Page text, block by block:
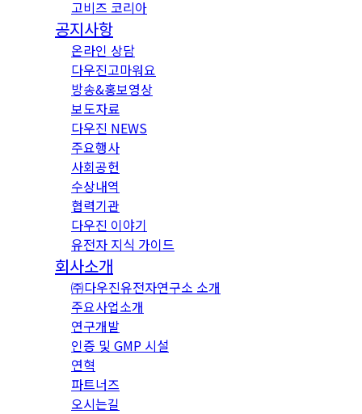
고비즈 코리아
공지사항
온라인 상담
다우진고마워요
방송&홍보영상
보도자료
다우진 NEWS
주요행사
사회공헌
수상내역
협력기관
다우진 이야기
유전자 지식 가이드
회사소개
㈜다우진유전자연구소 소개
주요사업소개
연구개발
인증 및 GMP 시설
연혁
파트너즈
오시는길